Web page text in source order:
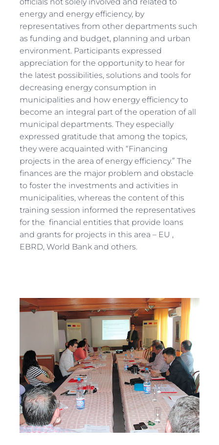
officials not solely involved and related to
energy and energy efficiency, by
representatives from other departments such
as funding and budget, planning and urban
environment. Participants expressed
appreciation for the opportunity to hear for
the latest possibilities, solutions and tools for
decreasing energy consumption in
municipalities and how energy efficiency to
become an integral part of the operation of all
municipal departments. They especially
expressed gratitude that among the topics,
they were acquainted with “Financing
projects in the area of energy efficiency.” The
finances are the major problem and obstacle
to foster the investments and activities in
municipalities, whereas the content of this
training session informed the representatives
for the financial entities that provide loans
and grants for projects in this area – EU ,
EBRD, World Bank and others.